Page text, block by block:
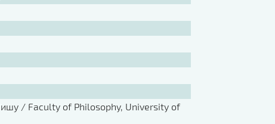
/ Faculty of Philosophy, University of